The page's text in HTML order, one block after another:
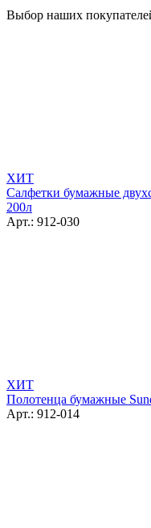
Выбор наших
ХИТ
Салфетки бумажные
200л
Арт.: 912-030
ХИТ
Полотенца бумажные
Арт.: 912-014